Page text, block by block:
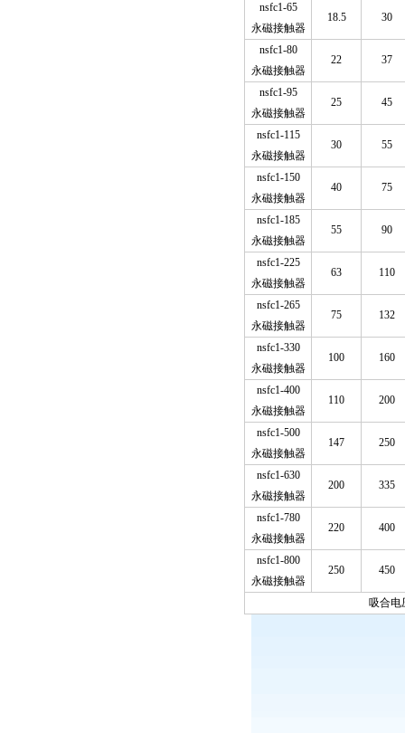
nsfc1-65
永磁接触器
18.5 30
nsfc1-80
永磁接触器
22 37
nsfc1-95
永磁接触器
25 45
nsfc1-115
永磁接触器
30 55
nsfc1-150
永磁接触器
40 75
nsfc1-185
永磁接触器
55 90
nsfc1-225
永磁接触器
63 110
nsfc1-265
永磁接触器
75 132
nsfc1-330
永磁接触器
100 160
nsfc1-400
永磁接触器
110 200
nsfc1-500
永磁接触器
147 250
nsfc1-630
永磁接触器
200 335
nsfc1-780
永磁接触器
220 400
nsfc1-800
永磁接触器
250 450
吸合电